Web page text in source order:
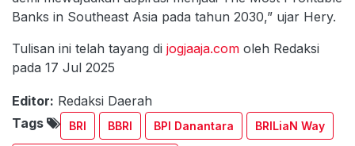
Banks in Southeast Asia pada tahun 2030,” ujar Hery.
Tulisan ini telah tayang di jogjaaja.com oleh Redaksi
pada 17 Jul 2025
Editor: Redaksi Daerah
Tags
BRI BBRI BPI Danantara BRILiaN Way